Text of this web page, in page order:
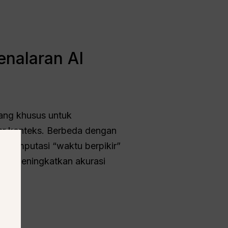
AI
khusus untuk
konteks. Berbeda dengan
komputasi “waktu berpikir”
meningkatkan akurasi